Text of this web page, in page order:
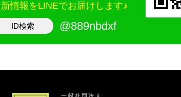
情報をLINEでお届けします♪
ID検索 @889nbdxf